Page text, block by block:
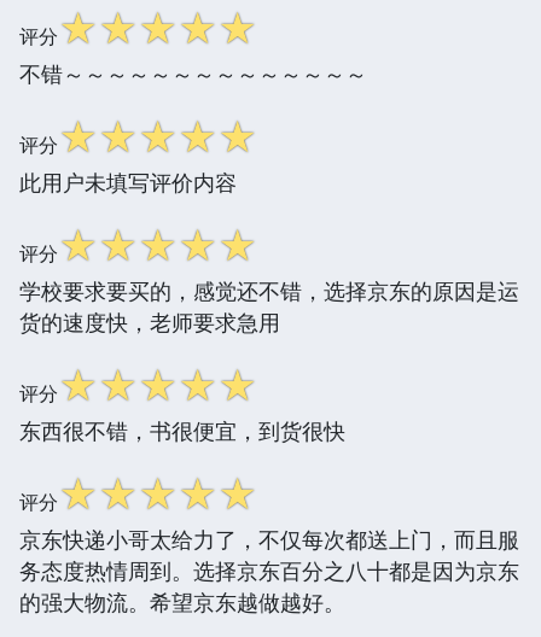
评分☆☆☆☆☆
不错～～～～～～～～～～～～～～
评分☆☆☆☆☆
此用户未填写评价内容
评分☆☆☆☆☆
学校要求要买的，感觉还不错，选择京东的原因是运
货的速度快，老师要求急用
评分☆☆☆☆☆
东西很不错，书很便宜，到货很快
评分☆☆☆☆☆
京东快递小哥太给力了，不仅每次都送上门，而且服
务态度热情周到。选择京东百分之八十都是因为京东
的强大物流。希望京东越做越好。